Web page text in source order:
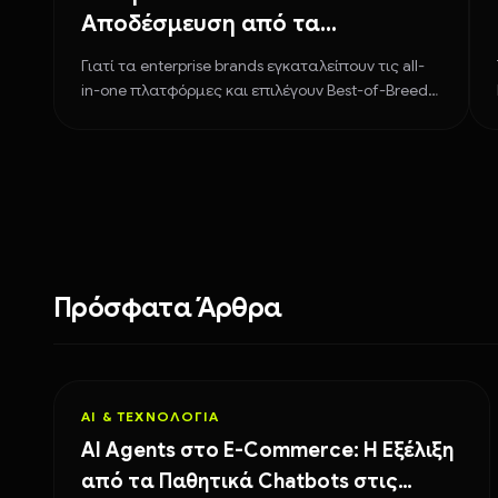
Αποδέσμευση από τα
Μονολιθικά Συστήματα E-
Commerce
Γιατί τα enterprise brands εγκαταλείπουν τις all-
in-one πλατφόρμες και επιλέγουν Best-of-Breed
Πρόσφατα Άρθρα
AI & ΤΕΧΝΟΛΟΓΊΑ
AI Agents στο E-Commerce: Η Εξέλιξη
από τα Παθητικά Chatbots στις